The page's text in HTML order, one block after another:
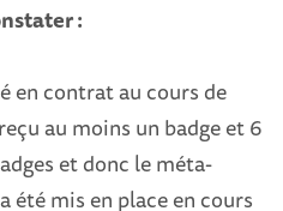
:
en contrat au cours de
au moins un badge et 6
et donc le méta-
été mis en place en cours